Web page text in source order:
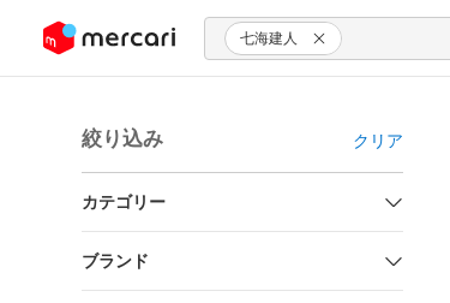
ツにスキップ 七海建人
絞り込み クリア
カテゴリー
ブランド